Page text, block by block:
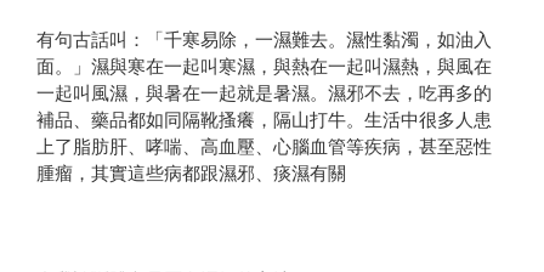
有句古話叫：「千寒易除，一濕難去。濕性黏濁，如油入
面。」濕與寒在一起叫寒濕，與熱在一起叫濕熱，與風在
一起叫風濕，與暑在一起就是暑濕。濕邪不去，吃再多的
補品、藥品都如同隔靴搔癢，隔山打牛。生活中很多人患
上了脂肪肝、哮喘、高血壓、心腦血管等疾病，甚至惡性
腫瘤，其實這些病都跟濕邪、痰濕有關